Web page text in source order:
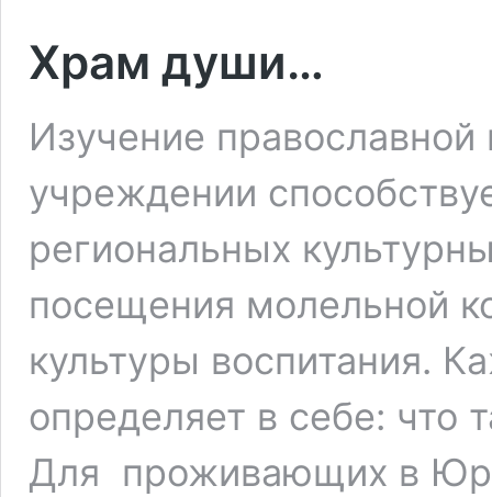
Храм души…
Изучение
учреждении
региональных
посещения молельной
культуры воспитания.
определяет в себе: что
Для проживающих в